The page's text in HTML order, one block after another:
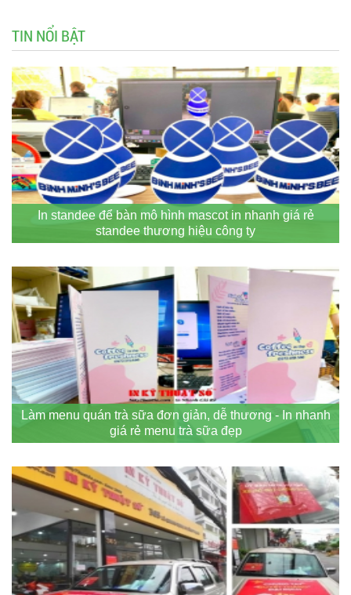
TIN NỔI BẬT
In standee để bàn mô hình mascot in nhanh giá rẻ
standee thương hiệu công ty
Làm menu quán trà sữa đơn giản, dễ thương - In nhanh
giá rẻ menu trà sữa đẹp